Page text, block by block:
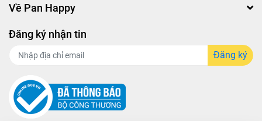
Về Pan Happy
Đăng ký nhận tin
Đăng ký